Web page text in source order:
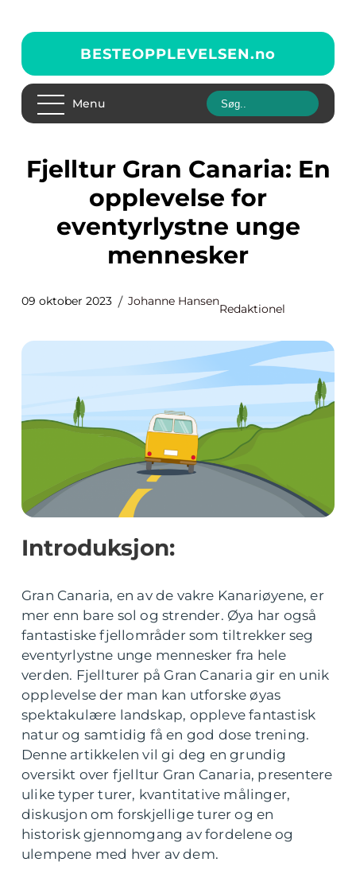
BESTEOPPLEVELSEN.no
Menu
Fjelltur Gran Canaria: En
opplevelse for
eventyrlystne unge
mennesker
09 oktober 2023 Johanne Hansen
Redaktionel
Introduksjon:
Gran Canaria, en av de vakre Kanariøyene, er
mer enn bare sol og strender. Øya har også
fantastiske fjellområder som tiltrekker seg
eventyrlystne unge mennesker fra hele
verden. Fjellturer på Gran Canaria gir en unik
opplevelse der man kan utforske øyas
spektakulære landskap, oppleve fantastisk
natur og samtidig få en god dose trening.
Denne artikkelen vil gi deg en grundig
oversikt over fjelltur Gran Canaria, presentere
ulike typer turer, kvantitative målinger,
diskusjon om forskjellige turer og en
historisk gjennomgang av fordelene og
ulempene med hver av dem.